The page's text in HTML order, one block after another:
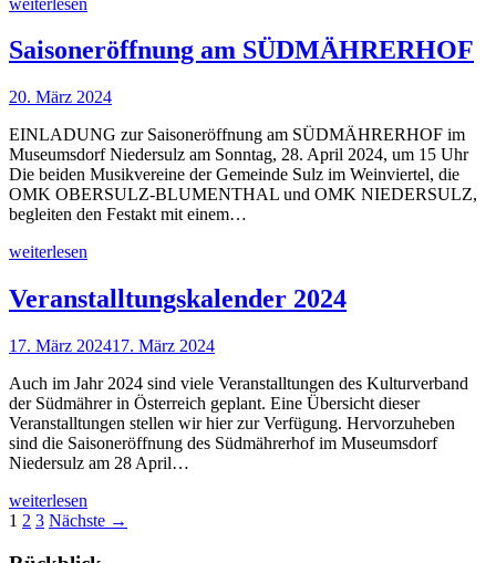
Saisoneröffnung am SÜDMÄHRERHOF
20. März 2024
EINLADUNG zur Saisoneröffnung am SÜDMÄHRERHOF im
Museumsdorf Niedersulz am Sonntag, 28. April 2024, um 15 Uhr
Die beiden Musikvereine der Gemeinde Sulz im Weinviertel, die
OMK OBERSULZ-BLUMENTHAL und OMK NIEDERSULZ,
begleiten den Festakt mit einem…
weiterlesen
Veranstalltungskalender 2024
17. März 202417. März 2024
Auch im Jahr 2024 sind viele Veranstalltungen des Kulturverband
der Südmährer in Österreich geplant. Eine Übersicht dieser
Veranstalltungen stellen wir hier zur Verfügung. Hervorzuheben
sind die Saisoneröffnung des Südmährerhof im Museumsdorf
Niedersulz am 28 April…
weiterlesen
1 2 3 Nächste →